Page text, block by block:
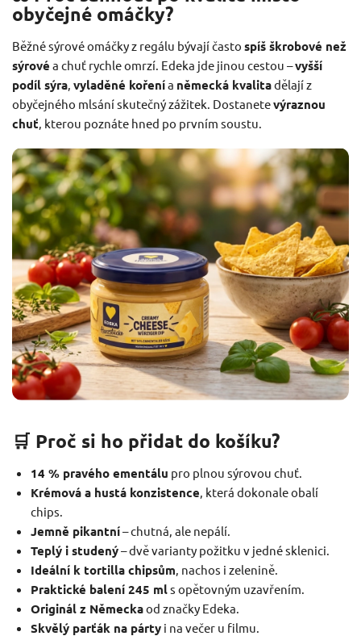
obyčejné omáčky?
Běžné sýrové omáčky z regálu bývají často spíš škrobové než
sýrové a chuť rychle omrzí. Edeka jde jinou cestou –vyšší
podíl sýra, vyladěné kořenía německá kvalitadělají z
obyčejného mlsání skutečný zážitek. Dostanetevýraznou
chuť, kterou poznáte hned po prvním soustu.
🛒 Proč si ho přidat do košíku?
14 % pravého ementálu pro plnou sýrovou chuť.
Krémová a hustá konzistence , která dokonale obalí
chips.
Jemně pikantní– chutná, ale nepálí.
Teplý i studený– dvě varianty požitku v jedné sklenici.
Ideální k tortilla chipsům , nachos i zelenině.
Praktické balení 245 mls opětovným uzavřením.
Originál z Německaod značky Edeka.
Skvělý parťák na pártyi na večer u filmu.